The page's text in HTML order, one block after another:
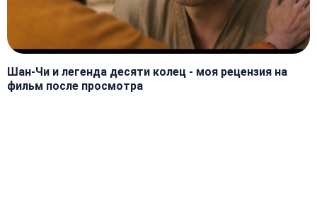
Шан-Чи и легенда десяти колец - моя рецензия на
фильм после просмотра